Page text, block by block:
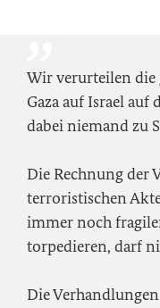
Wir verurteilen die
Gaza auf Israel auf
dabei niemand zu
Die Rechnung der
terroristischen
immer noch
torpedieren, darf
Die